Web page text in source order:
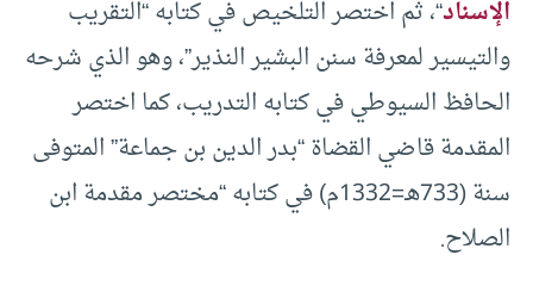
الإسناد“، ثم اختصر التلخيص في كتابه “التقريب
والتيسير لمعرفة سنن البشير النذير”، وهو الذي شرحه
الحافظ السيوطي في كتابه التدريب، كما اختصر
المقدمة قاضي القضاة “بدر الدين بن جماعة” المتوفى
سنة (733هـ=1332م) في كتابه “مختصر مقدمة ابن
الصلاح.